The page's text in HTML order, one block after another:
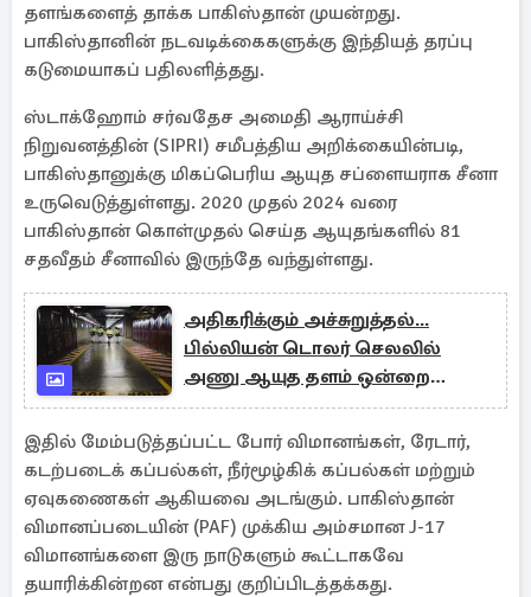
தளங்களைத் தாக்க பாகிஸ்தான் முயன்றது.
பாகிஸ்தானின் நடவடிக்கைகளுக்கு இந்தியத் தரப்பு
கடுமையாகப் பதிலளித்தது.
ஸ்டாக்ஹோம் சர்வதேச அமைதி ஆராய்ச்சி
நிறுவனத்தின் (SIPRI) சமீபத்திய அறிக்கையின்படி,
பாகிஸ்தானுக்கு மிகப்பெரிய ஆயுத சப்ளையராக சீனா
உருவெடுத்துள்ளது. 2020 முதல் 2024 வரை
பாகிஸ்தான் கொள்முதல் செய்த ஆயுதங்களில் 81
சதவீதம் சீனாவில் இருந்தே வந்துள்ளது.
அதிகரிக்கும் அச்சுறுத்தல்...
பில்லியன் டொலர் செலலில்
அணு ஆயுத தளம் ஒன்றை
புதுப்பிக்கும் பிரான்ஸ்
இதில் மேம்படுத்தப்பட்ட போர் விமானங்கள், ரேடார்,
கடற்படைக் கப்பல்கள், நீர்மூழ்கிக் கப்பல்கள் மற்றும்
ஏவுகணைகள் ஆகியவை அடங்கும். பாகிஸ்தான்
விமானப்படையின் (PAF) முக்கிய அம்சமான J-17
விமானங்களை இரு நாடுகளும் கூட்டாகவே
தயாரிக்கின்றன என்பது குறிப்பிடத்தக்கது.